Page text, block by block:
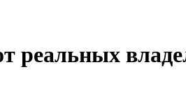
реальных